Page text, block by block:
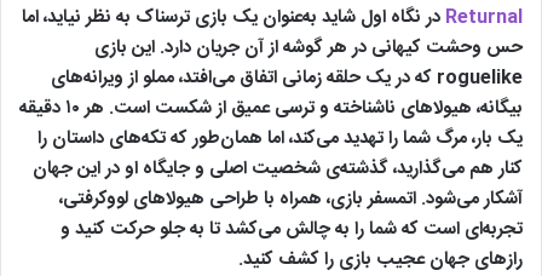
Returnal در نگاه اول شاید به‌عنوان یک بازی ترسناک به نظر نیاید، اما
حس وحشت کیهانی در هر گوشه از آن جریان دارد. این بازی
roguelike که در یک حلقه زمانی اتفاق می‌افتد، مملو از ویرانه‌های
بیگانه، هیولاهای ناشناخته و ترسی عمیق از شکست است. هر ۱۰ دقیقه
یک بار، مرگ شما را تهدید می‌کند، اما همان‌طور که تکه‌های داستان را
کنار هم می‌گذارید، گذشته‌ی شخصیت اصلی و جایگاه او در این جهان
آشکار می‌شود. اتمسفر بازی، همراه با طراحی هیولاهای لووکرفتی،
تجربه‌ای است که شما را به چالش می‌کشد تا به جلو حرکت کنید و
رازهای جهان عجیب بازی را کشف کنید.